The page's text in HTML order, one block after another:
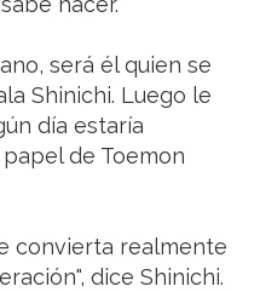
será él quien se
Shinichi. Luego le
día estaría
de Toemon
convierta realmente
dice Shinichi.